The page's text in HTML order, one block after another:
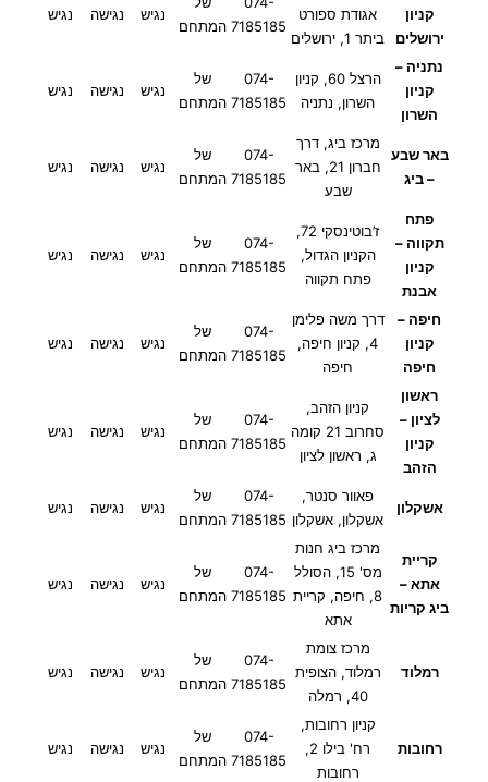
קניון
ירושלים
אגודת ספורט
ביתר 1, ירושלים
7185185 המתחם
נגיש נגישה נגיש
נתניה –
קניון
השרון
הרצל 60, קניון
השרון, נתניה
074-
7185185
של
המתחם
נגיש נגישה נגיש
באר שבע
– ביג
מרכז ביג, דרך
חברון 21, באר
שבע
074-
7185185
של
המתחם
נגיש נגישה נגיש
פתח
תקווה –
קניון
אבנת
ז’בוטינסקי 72,
הקניון הגדול,
פתח תקווה
074-
7185185
של
המתחם
נגיש נגישה נגיש
חיפה –
קניון
חיפה
דרך משה פלימן
4, קניון חיפה,
חיפה
074-
7185185
של
המתחם
נגיש נגישה נגיש
ראשון
לציון –
קניון
הזהב
קניון הזהב,
סחרוב 21 קומה
ג, ראשון לציון
074-
7185185
של
המתחם
נגיש נגישה נגיש
אשקלון
פאוור סנטר,
אשקלון, אשקלון
074-
7185185
של
המתחם
נגיש נגישה נגיש
קריית
אתא –
ביג קריות
מרכז ביג חנות
מס' 15, הסולל
8, חיפה, קריית
אתא
074-
7185185
של
המתחם
נגיש נגישה נגיש
רמלוד
מרכז צומת
רמלוד, הצופית
40, רמלה
074-
7185185
של
המתחם
נגיש נגישה נגיש
רחובות
קניון רחובות,
רח' בילו 2,
רחובות
074-
7185185
של
המתחם
נגיש נגישה נגיש